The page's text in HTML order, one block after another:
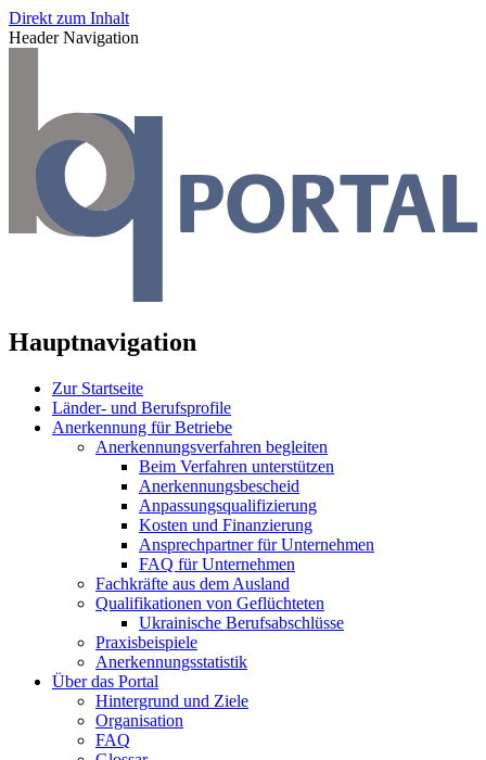
Direkt zum Inhalt
Header Navigation
Hauptnavigation
Zur Startseite
Länder- und Berufsprofile
Anerkennung für Betriebe
Anerkennungsverfahren begleiten
Beim Verfahren unterstützen
Anerkennungsbescheid
Anpassungsqualifizierung
Kosten und Finanzierung
Ansprechpartner für Unternehmen
FAQ für Unternehmen
Fachkräfte aus dem Ausland
Qualifikationen von Geflüchteten
Ukrainische Berufsabschlüsse
Praxisbeispiele
Anerkennungsstatistik
Über das Portal
Hintergrund und Ziele
Organisation
FAQ